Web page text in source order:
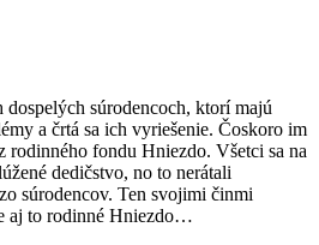
dospelých súrodencoch, ktorí majú
a črtá sa ich vyriešenie. Čoskoro im
fondu Hniezdo. Všetci sa na
dedičstvo, no to nerátali
súrodencov. Ten svojimi činmi
aj to rodinné Hniezdo…